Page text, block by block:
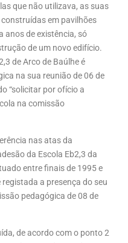
que não utilizava, as suas
em pavilhões
anos de existência, só
de um novo edifício.
de Arco de Baúlhe é
na sua reunião de 06 de
“solicitar por ofício a
na comissão
nas atas da
da Escola Eb2,3 da
entre finais de 1995 e
a presença do seu
pedagógica de 08 de
de acordo com o ponto 2